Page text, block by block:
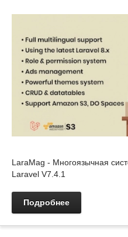
LaraMag - Многоязычная
Laravel V7.4.1
Подробнее